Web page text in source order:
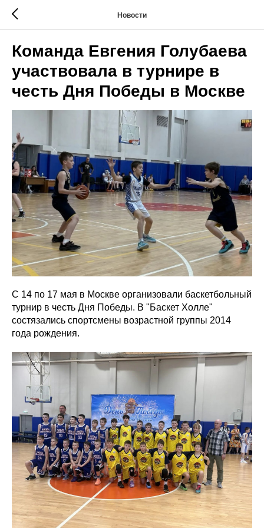
Новости
Команда Евгения Голубаева
участвовала в турнире в
честь Дня Победы в Москве
С 14 по 17 мая в Москве организовали баскетбольный
турнир в честь Дня Победы. В "Баскет Холле"
состязались спортсмены возрастной группы 2014
года рождения.